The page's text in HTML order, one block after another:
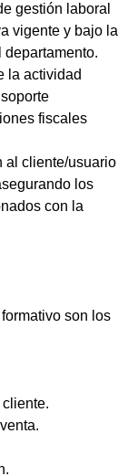
gestión laboral
vigente y bajo la
la actividad
fiscales
al cliente/usuario
los
con la
son los